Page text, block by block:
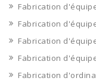
Fabrication
Fabrication
Fabrication
Fabrication
Fabrication